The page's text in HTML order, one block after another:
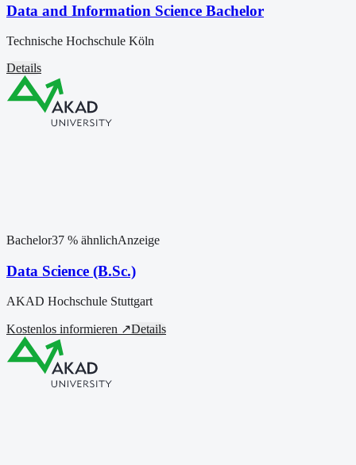
Data and Information Science Bachelor
Technische Hochschule Köln
Details
Bachelor37 % ähnlichAnzeige
Data Science (B.Sc.)
AKAD Hochschule Stuttgart
Kostenlos informieren ↗Details